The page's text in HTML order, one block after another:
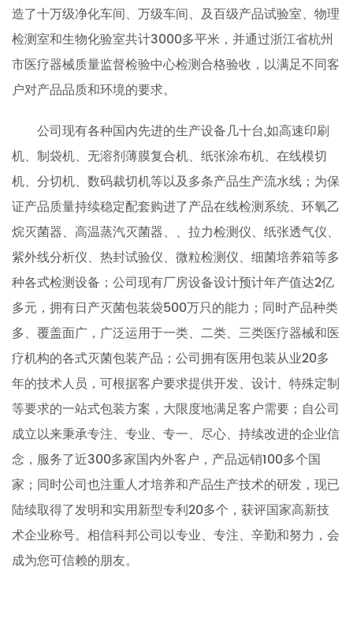
造了十万级净化车间、万级车间、及百级产品试验室、物理
检测室和生物化验室共计3000多平米，并通过浙江省杭州
市医疗器械质量监督检验中心检测合格验收，以满足不同客
户对产品品质和环境的要求。
公司现有各种国内先进的生产设备几十台,如高速印刷
机、制袋机、无溶剂薄膜复合机、纸张涂布机、在线模切
机、分切机、数码裁切机等以及多条产品生产流水线；为保
证产品质量持续稳定配套购进了产品在线检测系统、环氧乙
烷灭菌器、高温蒸汽灭菌器、、拉力检测仪、纸张透气仪、
紫外线分析仪、热封试验仪、微粒检测仪、细菌培养箱等多
种各式检测设备；公司现有厂房设备设计预计年产值达2亿
多元，拥有日产灭菌包装袋500万只的能力；同时产品种类
多、覆盖面广，广泛运用于一类、二类、三类医疗器械和医
疗机构的各式灭菌包装产品；公司拥有医用包装从业20多
年的技术人员，可根据客户要求提供开发、设计、特殊定制
等要求的一站式包装方案，大限度地满足客户需要；自公司
成立以来秉承专注、专业、专一、尽心、持续改进的企业信
念，服务了近300多家国内外客户，产品远销100多个国
家；同时公司也注重人才培养和产品生产技术的研发，现已
陆续取得了发明和实用新型专利20多个，获评国家高新技
术企业称号。相信科邦公司以专业、专注、辛勤和努力，会
成为您可信赖的朋友。